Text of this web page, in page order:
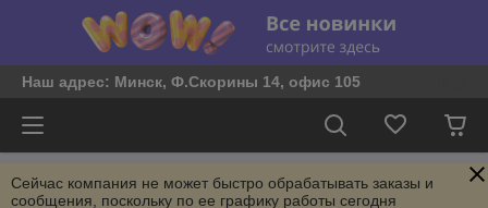
Наш адрес: Минск, Ф.Скорины 14, офис 105
Сейчас компания не может быстро обрабатывать заказы и
сообщения, поскольку по ее графику работы сегодня